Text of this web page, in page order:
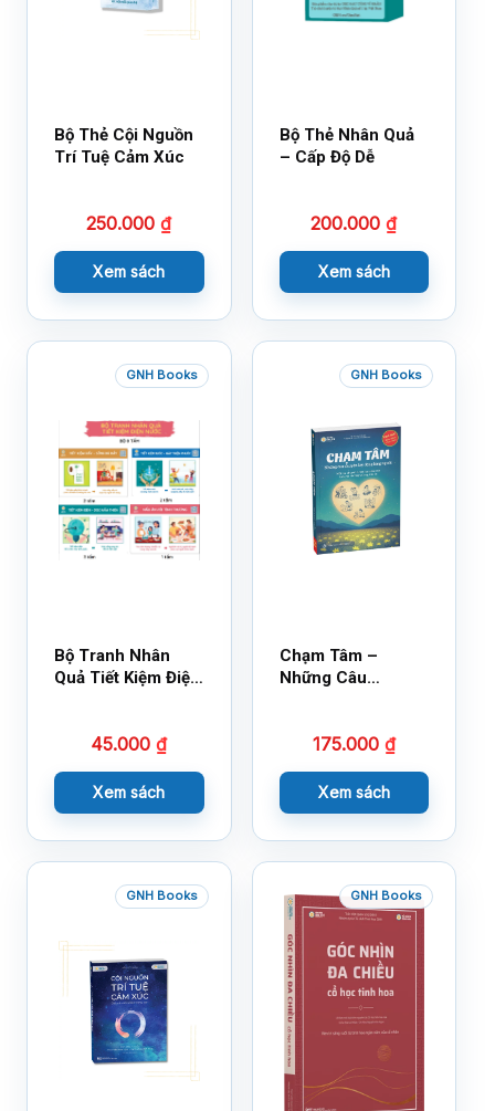
Bộ Thẻ Cội Nguồn
Trí Tuệ Cảm Xúc
250.000₫
Xem sách
Bộ Thẻ Nhân Quả
– Cấp Độ Dễ
200.000₫
Xem sách
GNH Books
Bộ Tranh Nhân
Quả Tiết Kiệm Điện
45.000₫
Xem sách
GNH Books
Chạm Tâm –
Những Câu
175.000 ₫
Xem sách
GNH Books GNH Books